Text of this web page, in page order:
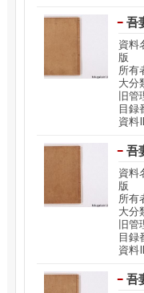
吾
資料
版
所有
大分
旧管
目録
資料
吾
資料
版
所有
大分
旧管
目録
資料
吾